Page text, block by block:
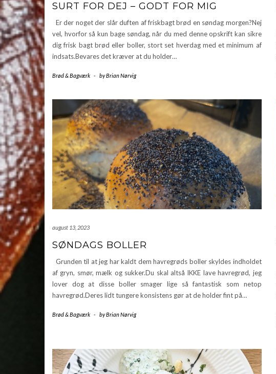
SURT FOR DEJ – GODT FOR MIG
Er der noget der slår duften af friskbagt brød en søndag morgen?Nej
vel, hvorfor så kun bage søndag, når du med denne opskrift kan sikre
dig frisk bagt brød eller boller, stort set hverdag med et minimum af
indsats.Bevares det kræver at du holder…
Brød & Bagværk - byBrian Nørvig
august 13, 2023
SØNDAGS BOLLER
Grunden til at jeg har kaldt dem havregrøds boller skyldes indholdet
af gryn, smør, mælk og sukker.Du skal altså IKKE lave havregrød, jeg
lover dog at disse boller smager lige så fantastisk som netop
havregrød.Deres lidt tungere konsistens gør at de holder fint på…
Brød & Bagværk - byBrian Nørvig